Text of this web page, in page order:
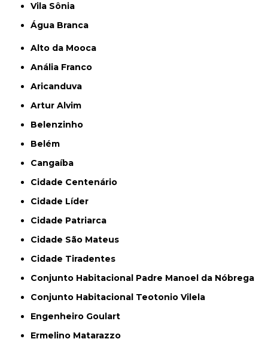
Vila Sônia
Água Branca
Alto da Mooca
Anália Franco
Aricanduva
Artur Alvim
Belenzinho
Belém
Cangaíba
Cidade Centenário
Cidade Líder
Cidade Patriarca
Cidade São Mateus
Cidade Tiradentes
Conjunto Habitacional Padre Manoel da Nóbrega
Conjunto Habitacional Teotonio Vilela
Engenheiro Goulart
Ermelino Matarazzo